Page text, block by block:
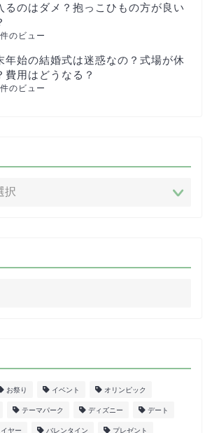
るのはダメ？抱っこひもの方が良い
のビュー
年始の結婚式は迷惑なの？式場が休
費用はどうなる？
のビュー
お祭り イベント オリンピック
テーマパーク ディズニー デート
イヤー バレンタイン プレゼント